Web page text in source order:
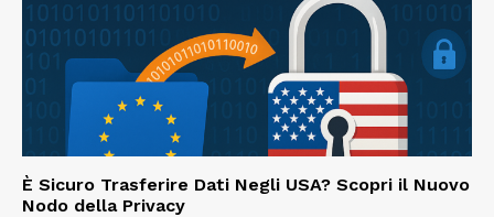
È Sicuro Trasferire Dati Negli USA? Scopri il Nuovo
Nodo della Privacy